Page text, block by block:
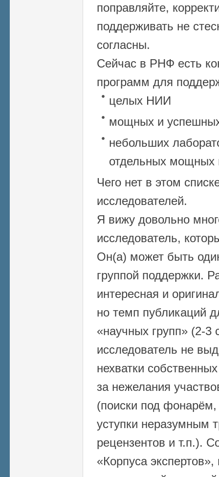
поправляйте,
поддерживать не
согласны.
Сейчас в РНФ есть
программ для
целых НИИ
мощных и
небольших
отдельных мощных
Чего нет в этом
исследователей.
Я вижу довольно
исследователь,
Он(а) может быть
группой поддержки.
интересная и
но темп публикаций
«научных групп» (2-3
исследователь не
нехватки
за нежелания
(поиски под фонарём,
уступки неразумным
рецензентов и т.п.).
«Корпуса